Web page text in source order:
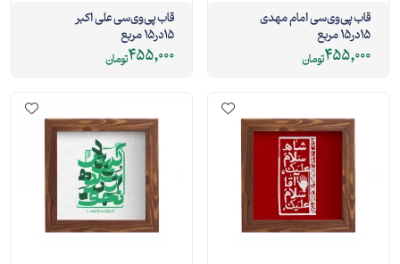
قاب پی‌وی‌سی امام مهدی
15در15 مربع
455,000تومان
قاب پی‌وی‌سی علی اکبر
15در15 مربع
455,000تومان